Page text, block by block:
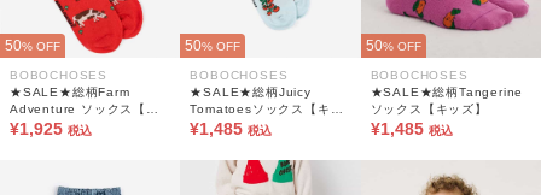
50% OFF
BOBOCHOSES
★SALE★総柄Farm
Adventure ソックス【キ
ッズ】
¥1,925 税込
50% OFF
BOBOCHOSES
★SALE★総柄Juicy
Tomatoesソックス【キッ
ズ】
¥1,485 税込
50% OFF
BOBOCHOSES
★SALE★総柄Tangerine
ソックス【キッズ】
¥1,485 税込